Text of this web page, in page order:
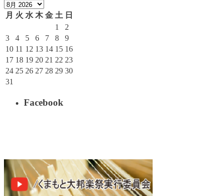
月 火 水 木 金 土 日
1
2
3
4 5 6 7 8
9
10 11 12 13 14 15 16
17 18 19 20 21 22 23
24 25 26 27 28 29 30
31
Facebook